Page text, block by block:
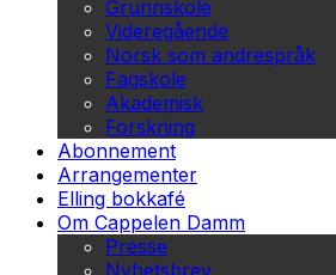
Grunnskole
Videregående
Norsk som andrespråk
Fagskole
Akademisk
Forskning
Abonnement
Arrangementer
Elling bokkafé
Om Cappelen Damm
Presse
Nyhetsbrev